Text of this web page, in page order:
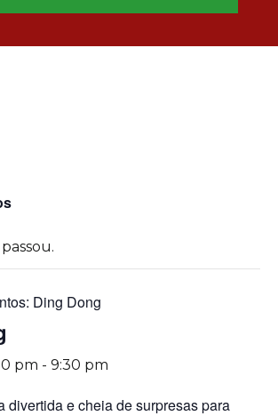
Ding Dong
pm - 9:30 pm
divertida e cheia de surpresas para